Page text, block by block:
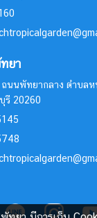
ยา
นนพัทยากลาง ตำบลห
รี 20260